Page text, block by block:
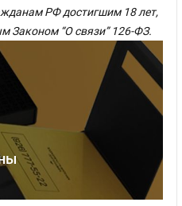
РФ достигшим 18 лет,
Законом “О связи” 126-ФЗ.